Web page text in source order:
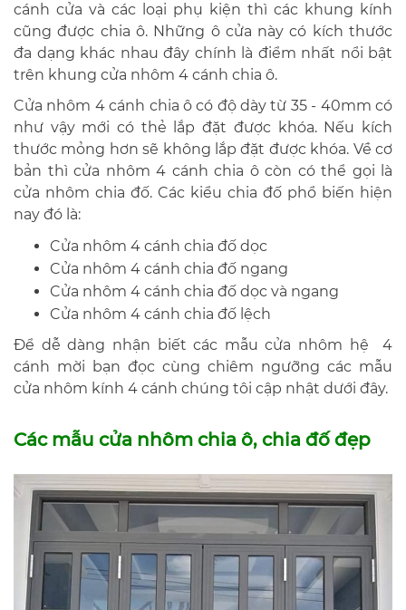
cánh cửa và các loại phụ kiện thì các khung kính
cũng được chia ô. Những ô cửa này có kích thước
đa dạng khác nhau đây chính là điểm nhất nổi bật
trên khung cửa nhôm 4 cánh chia ô.
Cửa nhôm 4 cánh chia ô có độ dày từ 35 - 40mm có
như vậy mới có thẻ lắp đặt được khóa. Nếu kích
thước mỏng hơn sẽ không lắp đặt được khóa. Về cơ
bản thì cửa nhôm 4 cánh chia ô còn có thể gọi là
cửa nhôm chia đố. Các kiểu chia đố phổ biến hiện
nay đó là:
Cửa nhôm 4 cánh chia đố dọc
Cửa nhôm 4 cánh chia đố ngang
Cửa nhôm 4 cánh chia đố dọc và ngang
Cửa nhôm 4 cánh chia đố lệch
Để dễ dàng nhận biết các mẫu cửa nhôm hệ 4
cánh mời bạn đọc cùng chiêm ngưỡng các mẫu
cửa nhôm kính 4 cánh chúng tôi cập nhật dưới đây.
Các mẫu cửa nhôm chia ô, chia đố đẹp